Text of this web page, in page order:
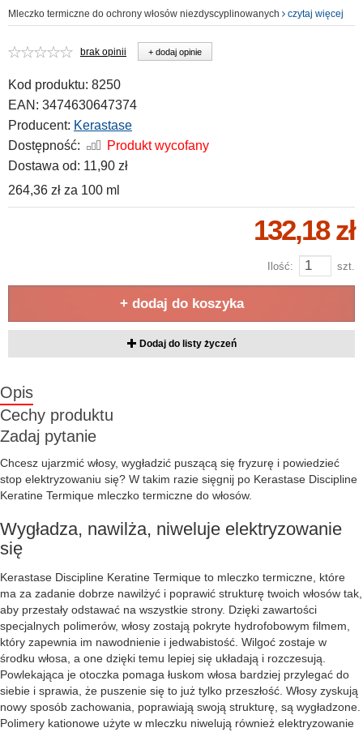
Mleczko termiczne do ochrony włosów niezdyscyplinowanych czytaj więcej
brak opinii + dodaj opinie
Kod produktu: 8250
EAN: 3474630647374
Producent: Kerastase
Dostępność:
Produkt wycofany
Dostawa od: 11,90 zł
264,36 zł za 100 ml
132,18 zł
Ilość: szt.
+ dodaj do koszyka
Dodaj do listy życzeń
Opis
Cechy produktu
Zadaj pytanie
Chcesz ujarzmić włosy, wygładzić puszącą się fryzurę i powiedzieć
stop elektryzowaniu się? W takim razie sięgnij po Kerastase Discipline
Keratine Termique mleczko termiczne do włosów.
Wygładza, nawilża, niweluje elektryzowanie
się
Kerastase Discipline Keratine Termique to mleczko termiczne, które
ma za zadanie dobrze nawilżyć i poprawić strukturę twoich włosów tak,
aby przestały odstawać na wszystkie strony. Dzięki zawartości
specjalnych polimerów, włosy zostają pokryte hydrofobowym filmem,
który zapewnia im nawodnienie i jedwabistość. Wilgoć zostaje w
środku włosa, a one dzięki temu lepiej się układają i rozczesują.
Powlekająca je otoczka pomaga łuskom włosa bardziej przylegać do
siebie i sprawia, że puszenie się to już tylko przeszłość. Włosy zyskują
nowy sposób zachowania, poprawiają swoją strukturę, są wygładzone.
Polimery kationowe użyte w mleczku niwelują również elektryzowanie